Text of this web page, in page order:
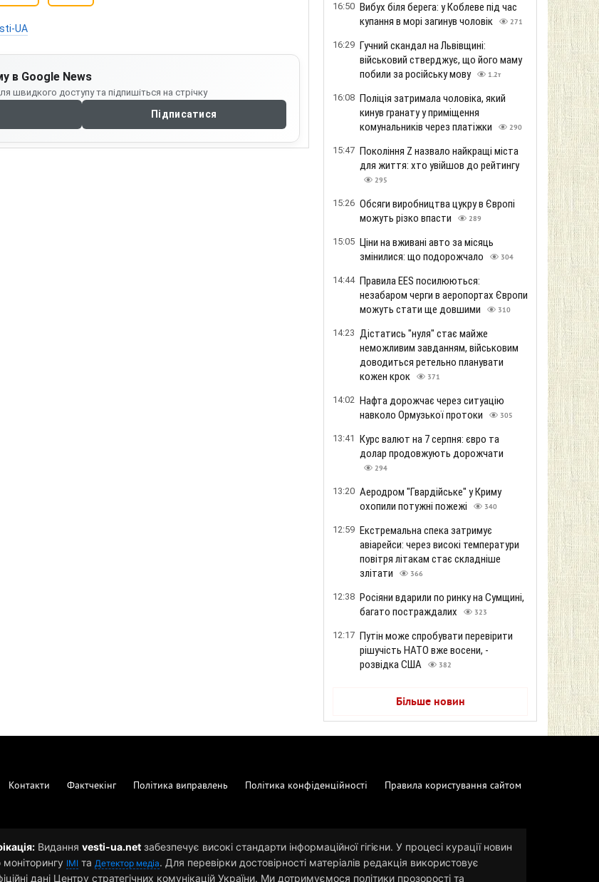
UA
в Google News
швидкого доступу та підпишіться на стрічку
Підписатися
16:50 Вибух біля берега: у Коблеве під час
купання в морі загинув чоловік
271
16:29 Гучний скандал на Львівщині:
військовий стверджує, що його маму
побили за російську мову
1.2т
16:08 Поліція затримала чоловіка, який
кинув гранату у приміщення
комунальників через платіжки
290
15:47 Покоління Z назвало найкращі міста
для життя: хто увійшов до рейтингу
295
15:26 Обсяги виробництва цукру в Європі
можуть різко впасти
289
15:05 Ціни на вживані авто за місяць
змінилися: що подорожчало
304
14:44 Правила EES посилюються:
незабаром черги в аеропортах Європи
можуть стати ще довшими
310
14:23 Дістатись "нуля" стає майже
неможливим завданням, військовим
доводиться ретельно планувати
кожен крок
371
14:02 Нафта дорожчає через ситуацію
навколо Ормузької протоки
305
13:41 Курс валют на 7 серпня: євро та
долар продовжують дорожчати
294
13:20 Аеродром "Гвардійське" у Криму
охопили потужні пожежі
340
12:59 Екстремальна спека затримує
авіарейси: через високі температури
повітря літакам стає складніше
злітати
366
12:38 Росіяни вдарили по ринку на Сумщині,
багато постраждалих
323
12:17 Путін може спробувати перевірити
рішучість НАТО вже восени, -
розвідка США
382
Більше новин
Контакти Фактчекінг Політика виправлень Політика конфіденційності Правила користування сайтом
Видання vesti-ua.net забезпечує високі стандарти інформаційної гігієни. У процесі курації новин
ІМІ та Детектор медіа. Для перевірки достовірності матеріалів редакція використовує
дані Центру стратегічних комунікацій України. Ми дотримуємося політики прозорості та